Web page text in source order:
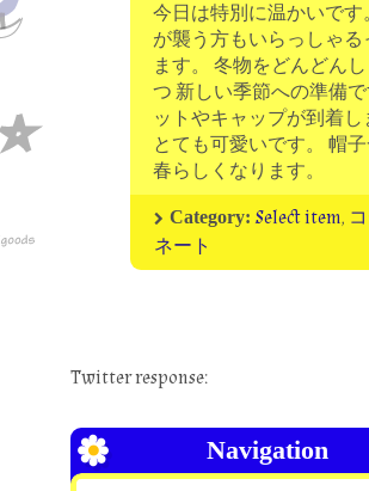
今日は特別に温かいです
が襲う方もいらっしゃる
ます。 冬物をどんどん
つ 新しい季節への準備
ットやキャップが到着し
とても可愛いです。 帽
春らしくなります。
Category: Select item,
ネート
Twitter response:
Navigation